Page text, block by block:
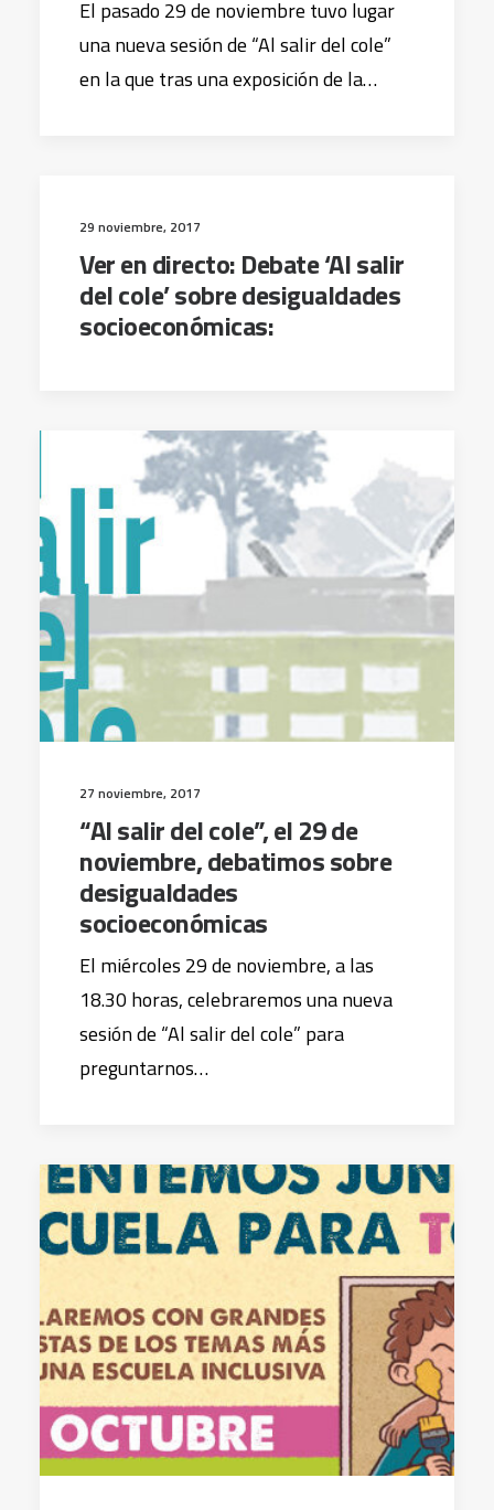
El pasado 29 de noviembre tuvo lugar
una nueva sesión de “Al salir del cole”
en la que tras una exposición de la…
29 noviembre, 2017
Ver en directo: Debate ‘Al salir
del cole’ sobre desigualdades
socioeconómicas:
27 noviembre, 2017
“Al salir del cole”, el 29 de
noviembre, debatimos sobre
desigualdades
socioeconómicas
El miércoles 29 de noviembre, a las
18.30 horas, celebraremos una nueva
sesión de “Al salir del cole” para
preguntarnos…